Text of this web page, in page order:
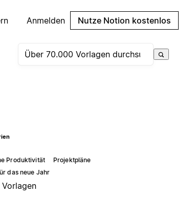
Anmelden Nutze Notion kostenlos
Produktivität
Projektpläne
das neue Jahr